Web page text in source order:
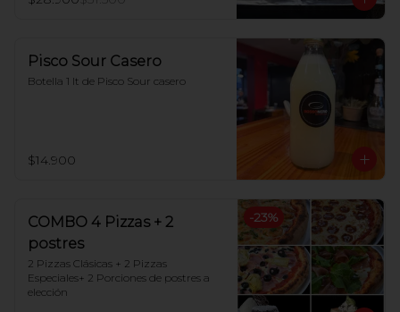
minutos.
Pisco Sour Casero
Botella 1 lt de Pisco Sour casero
$14.900
-23%
COMBO 4 Pizzas + 2
postres
2 Pizzas Clásicas + 2 Pizzas
Especiales+ 2 Porciones de postres a
elección